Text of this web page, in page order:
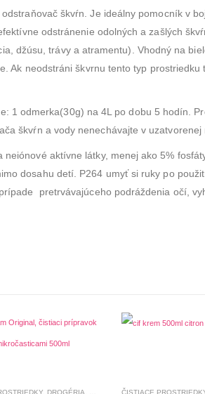
škvŕn. Je ideálny pomocník v
odstránenie odolných a zašlých
džúsu, trávy a atramentu). Vhodný na
Ak neodstráni škvrnu tento typ prostriedku
1 odmerka(30g) na 4L po dobu 5 hodín.
škvŕn a vody nenechávajte v uzatvorenej
aktívne látky, menej ako 5%
dosahu detí. P264 umyť si ruky po
pretrvávajúceho podráždenia očí,
, DROGÉRIA, UMÝVANIE RIADU
ČISTIACE